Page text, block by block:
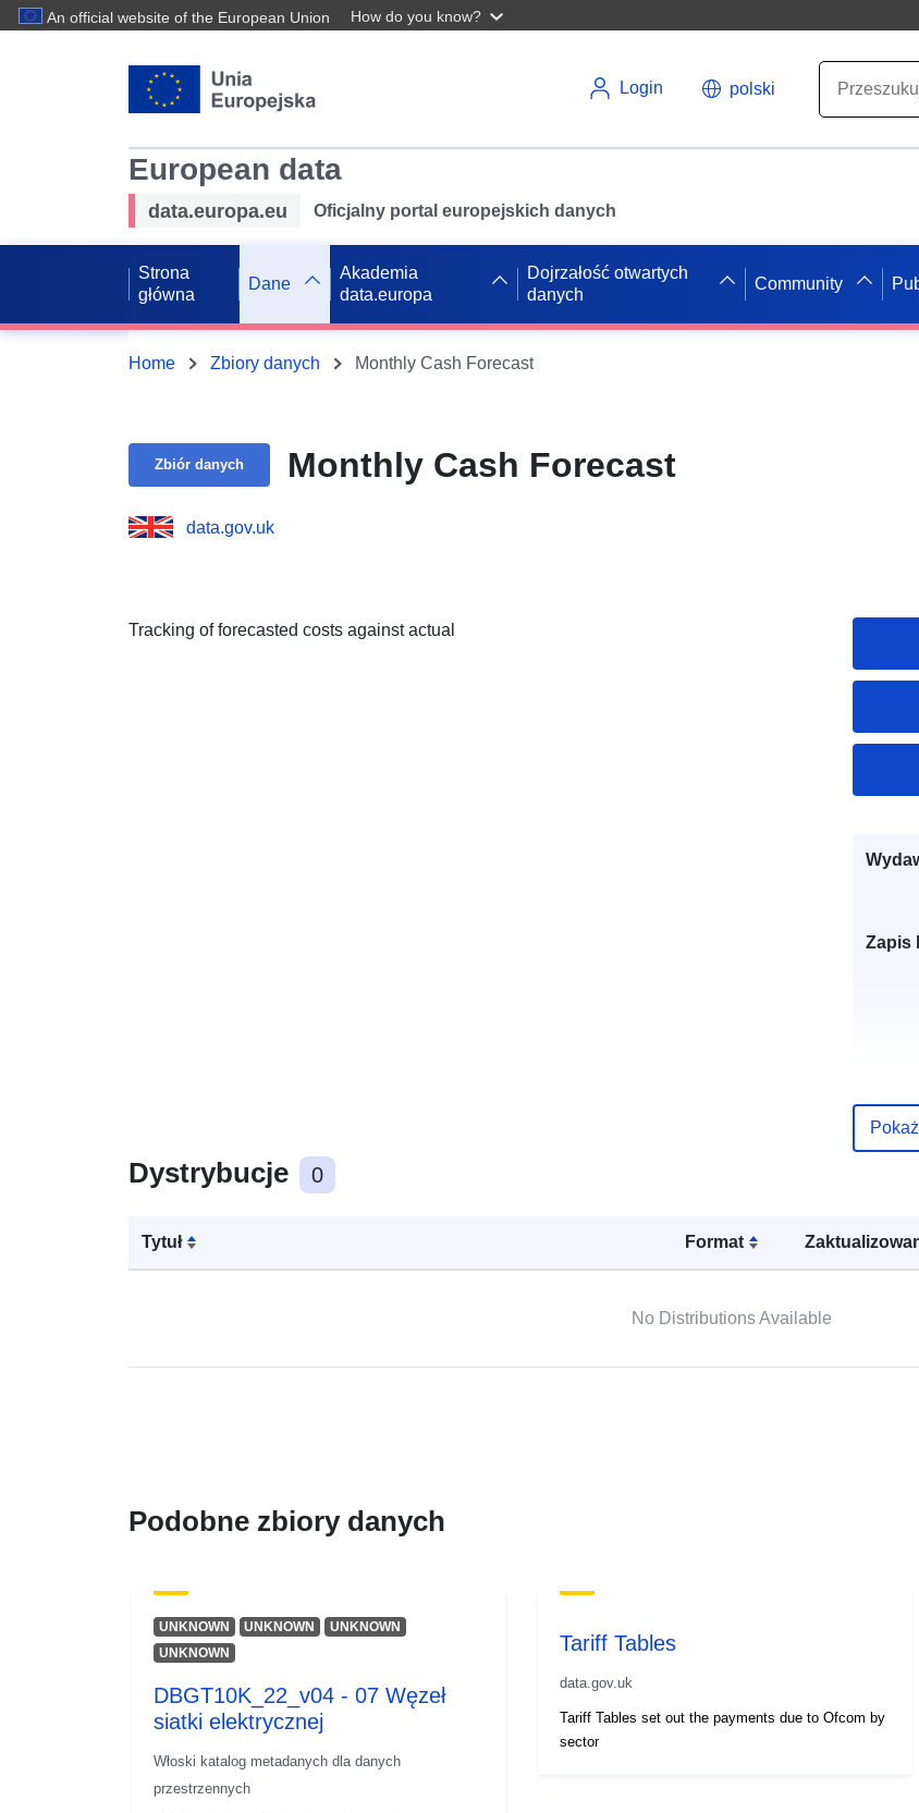
An official website of the European Union How do you know?
Login polski
European data
data.europa.eu Oficjalny portal europejskich danych
Strona
główna
Dane
Akademia
data.europa
Dojrzałość otwartych
danych
Community
Home Zbiory danych Monthly Cash Forecast
Zbiór danych Monthly Cash Forecast
data.gov.uk
Tracking of forecasted costs against actual
Dystrybucje 0
Tytuł Format
No Distributions Available
Zapis
Podobne zbiory danych
UNKNOWN UNKNOWN
UNKNOWN
UNKNOWN
DBGT10K_22_v04 - 07 Węzeł
siatki elektrycznej
Włoski katalog metadanych dla danych
przestrzennych
Tariff Tables
data.gov.uk
Tariff Tables set out the payments due to Ofcom by
sector